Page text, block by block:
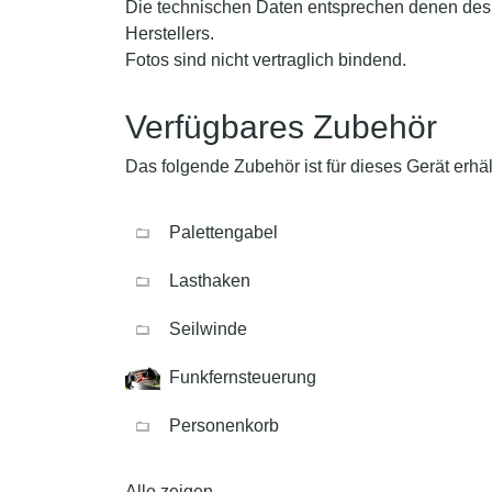
Die technischen Daten entsprechen denen des
Herstellers.
Fotos sind nicht vertraglich bindend.
Verfügbares Zubehör
Das folgende Zubehör ist für dieses Gerät
Palettengabel
Lasthaken
Seilwinde
Funkfernsteuerung
Personenkorb